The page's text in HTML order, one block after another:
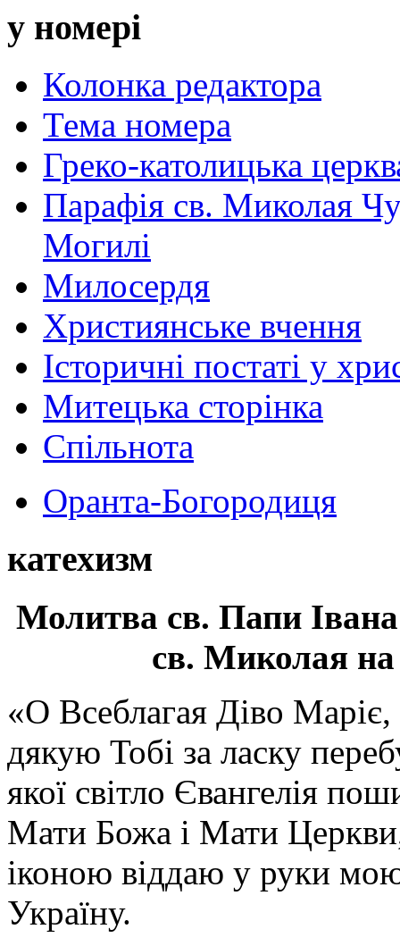
у номері
Колонка редактора
Тема номера
Греко-католицька
Парафія св. Миколая
Могилі
Милосердя
Християнське вчення
Історичні постаті у
Митецька сторінка
Спільнота
Оранта-Богородиця
катехизм
Молитва св. Папи
св. Миколая на
«О Всеблагая Діво
дякую Тобі за ласку
якої світло Євангелія
Мати Божа і Мати
іконою віддаю у руки
Україну.